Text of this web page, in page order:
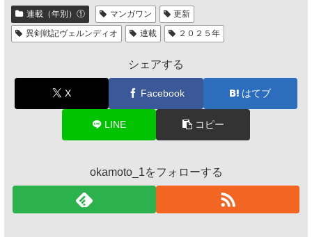
連載（年別）① マンガワン
更新
異剣戦記ヴェルンディオ
連載 ２０２５年
シェアする
X Facebook はてブ
LINE コピー
okamoto_1をフォローする